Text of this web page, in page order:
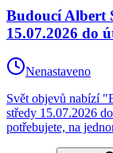
Budoucí Albert
15.07.2026 do
Nenastaveno
Svět objevů nabízí
středy 15.07.2026
potřebujete, na